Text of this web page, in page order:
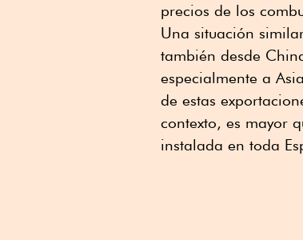
precios de los
Una situación
también desde
especialmente a
de estas
contexto, es mayor
instalada en toda